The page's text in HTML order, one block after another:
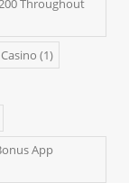
(1)
App